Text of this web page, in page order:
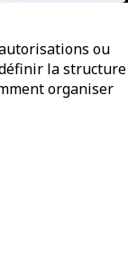
ou
la structure
organiser